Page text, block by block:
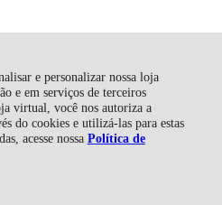
e personalizar nossa loja
e em serviços de terceiros
virtual, você nos autoriza a
do cookies e utilizá-las para estas
acesse nossa Política de
e Molas LTDA - EPP, Av.
- 88815-060 - Criciúma - SC